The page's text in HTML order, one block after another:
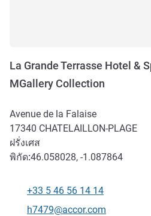
La Grande Terrasse Hotel &
MGallery Collection
Avenue de la Falaise
17340 CHATELAILLON-PLAGE
ฝรั่งเศส
พิกัด:46.058028, -1.087864
โทรศัพท์
+33 5 46 56 14 14
อีเมลติดต่อ
h7479@accor.com